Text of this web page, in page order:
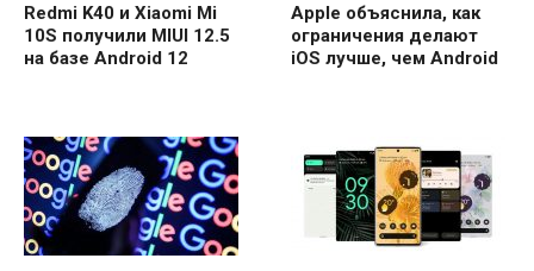
Redmi K40 и Xiaomi Mi
10S получили MIUI 12.5
на базе Android 12
Apple объяснила, как
ограничения делают
iOS лучше, чем Android